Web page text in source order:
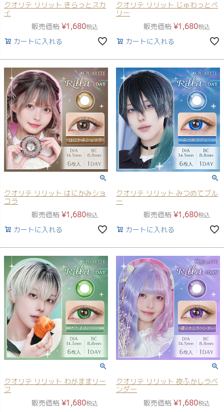
クオリテ リリット きらっとスカ
イ
販売価格 ¥1,680税込
カートに入れる
クオリテ リリット じゅわっとベ
リー
販売価格 ¥1,680税込
カートに入れる
クオリテ リリット はにかみショ
コラ
販売価格 ¥1,680税込
カートに入れる
クオリテ リリット みつめてブル
ー
販売価格 ¥1,680税込
カートに入れる
クオリテ リリット わがままリー
フ
販売価格 ¥1,680税込
クオリテ リリット 夜ふかしラベ
ンダー
販売価格 ¥1,680税込